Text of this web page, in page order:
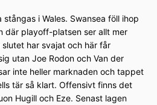
i Wales. Swansea föll ihop
där playoff-platsen ser allt mer
har svajat och här får
utan Joe Rodon och Van der
inte heller marknaden och tappet
tär så klart. Offensivt finns det
Hugill och Eze. Senast lagen